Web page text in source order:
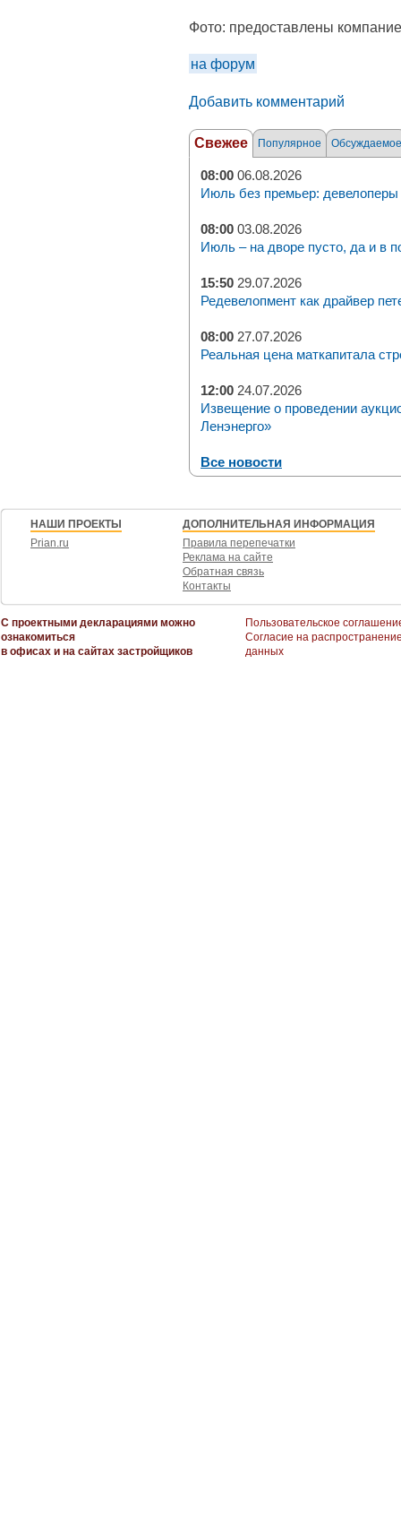
Фото: предоставлены
на форум
Добавить комментарий
Свежее Популярное Обсуждаемое
08:00 06.08.2026
Июль без премьер: девелоперы
08:00 03.08.2026
Июль – на дворе пусто, да и в
15:50 29.07.2026
Редевелопмент как драйвер
08:00 27.07.2026
Реальная цена маткапитала
12:00 24.07.2026
Извещение о проведении
Ленэнерго»
Все новости
НАШИ ПРОЕКТЫ
Prian.ru
ДОПОЛНИТЕЛЬНАЯ ИНФОРМАЦИЯ
Правила перепечатки
Реклама на сайте
Обратная связь
Контакты
С проектными декларациями можно
ознакомиться
в офисах и на сайтах застройщиков
Пользовательское
Согласие на
данных